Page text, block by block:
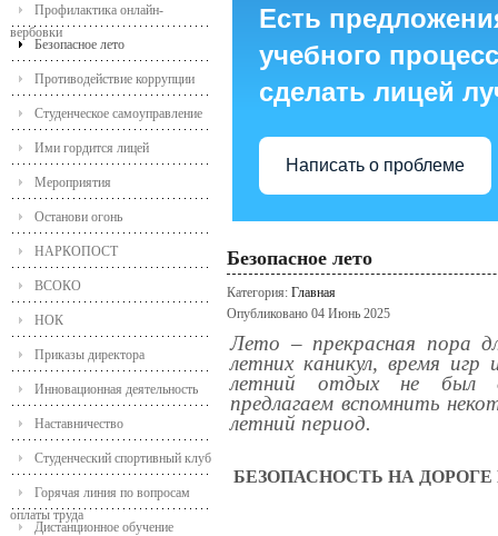
Профилактика онлайн-
вербовки
Безопасное лето
Противодействие коррупции
Студенческое самоуправление
Ими гордится лицей
Мероприятия
Останови огонь
НАРКОПОСТ
ВСОКО
НОК
Приказы директора
Инновационная деятельность
Наставничество
Студенческий спортивный клуб
Горячая линия по вопросам
оплаты труда
Дистанционное обучение
Есть
учебного
сделать лицей
Написать о проблеме
Безопасное лето
Категория: Главная
Опубликовано 04 Июнь 2025
Лето – прекрасная пора
летних каникул, время
летний отдых не был
предлагаем вспомнить
летний период.
БЕЗОПАСНОСТЬ НА